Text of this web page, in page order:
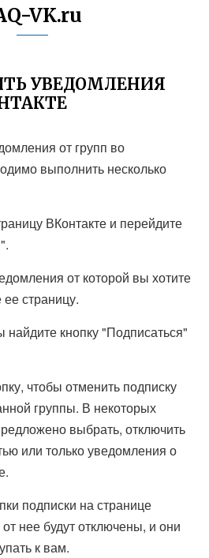
VK.ru
УВЕДОМЛЕНИЯ
от групп во
выполнить несколько
ВКонтакте и перейдите
от которой вы хотите
ее страницу.
найдите кнопку "Подписаться"
чтобы отменить подписку
группы. В некоторых
выбрать, отключить
или только уведомления о
подписки на странице
нее будут отключены, и они
к вам.